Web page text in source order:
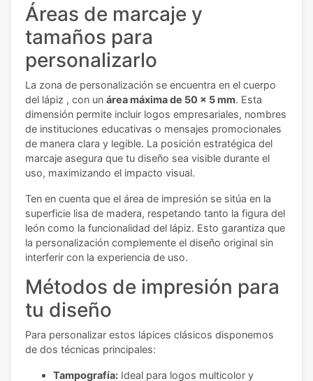
Áreas de marcaje y
tamaños para
personalizarlo
La zona de personalización se encuentra en el cuerpo
del lápiz , con un área máxima de 50 x 5 mm. Esta
dimensión permite incluir logos empresariales, nombres
de instituciones educativas o mensajes promocionales
de manera clara y legible. La posición estratégica del
marcaje asegura que tu diseño sea visible durante el
uso, maximizando el impacto visual.
Ten en cuenta que el área de impresión se sitúa en la
superficie lisa de madera, respetando tanto la figura del
león como la funcionalidad del lápiz. Esto garantiza que
la personalización complemente el diseño original sin
interferir con la experiencia de uso.
Métodos de impresión para
tu diseño
Para personalizar estos lápices clásicos disponemos
de dos técnicas principales:
Tampografía: Ideal para logos multicolor y